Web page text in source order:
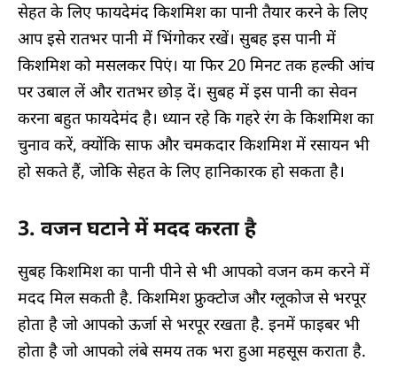
सेहत के लिए फायदेमंद किशमिश का पानी तैयार करने के लिए
आप इसे रातभर पानी में भिंगोकर रखें। सुबह इस पानी में
किशमिश को मसलकर पिएं। या फिर 20 मिनट तक हल्की आंच
पर उबाल लें और रातभर छोड़ दें। सुबह में इस पानी का सेवन
करना बहुत फायदेमंद है। ध्यान रहे कि गहरे रंग के किशमिश का
चुनाव करें, क्योंकि साफ और चमकदार किशमिश में रसायन भी
हो सकते हैं, जोकि सेहत के लिए हानिकारक हो सकता है।
3. वजन घटाने में मदद करता है
सुबह किशमिश का पानी पीने से भी आपको वजन कम करने में
मदद मिल सकती है. किशमिश फ्रुक्टोज और ग्लूकोज से भरपूर
होता है जो आपको ऊर्जा से भरपूर रखता है. इनमें फाइबर भी
होता है जो आपको लंबे समय तक भरा हुआ महसूस कराता है.